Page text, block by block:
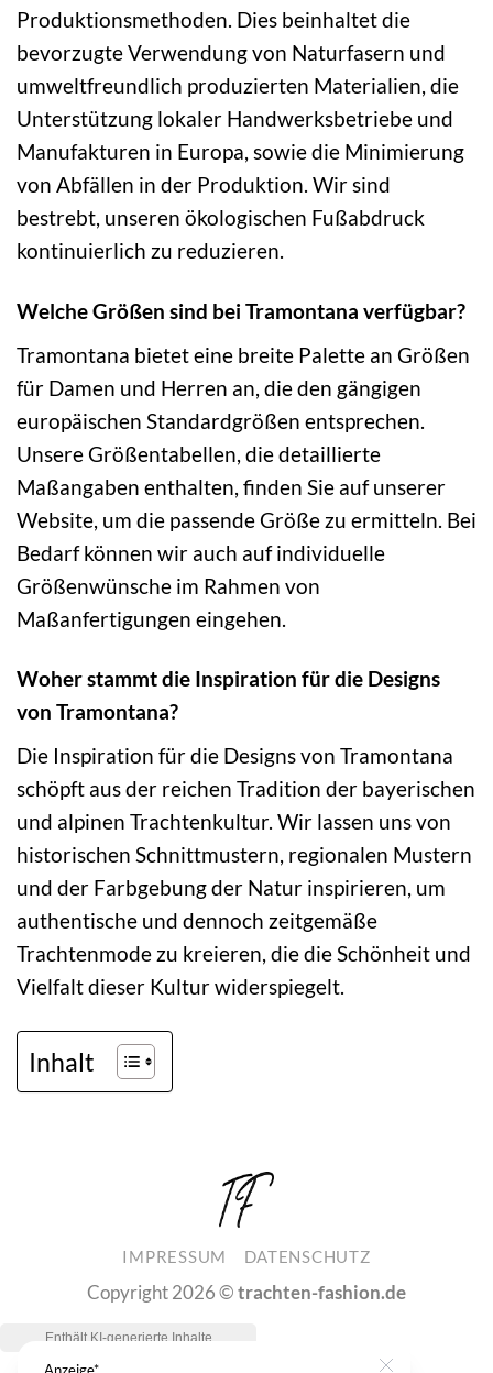
Produktionsmethoden. Dies beinhaltet die
bevorzugte Verwendung von Naturfasern und
umweltfreundlich produzierten Materialien, die
Unterstützung lokaler Handwerksbetriebe und
Manufakturen in Europa, sowie die Minimierung
von Abfällen in der Produktion. Wir sind
bestrebt, unseren ökologischen Fußabdruck
kontinuierlich zu reduzieren.
Welche Größen sind bei Tramontana verfügbar?
Tramontana bietet eine breite Palette an Größen
für Damen und Herren an, die den gängigen
europäischen Standardgrößen entsprechen.
Unsere Größentabellen, die detaillierte
Maßangaben enthalten, finden Sie auf unserer
Website, um die passende Größe zu ermitteln. Bei
Bedarf können wir auch auf individuelle
Größenwünsche im Rahmen von
Maßanfertigungen eingehen.
Woher stammt die Inspiration für die Designs
von Tramontana?
Die Inspiration für die Designs von Tramontana
schöpft aus der reichen Tradition der bayerischen
und alpinen Trachtenkultur. Wir lassen uns von
historischen Schnittmustern, regionalen Mustern
und der Farbgebung der Natur inspirieren, um
authentische und dennoch zeitgemäße
Trachtenmode zu kreieren, die die Schönheit und
Vielfalt dieser Kultur widerspiegelt.
Inhalt
IMPRESSUM DATENSCHUTZ
Copyright 2026 ©trachten-fashion.de
Anzeige*